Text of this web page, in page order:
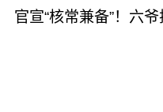
官宣“核常兼备”！六